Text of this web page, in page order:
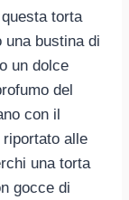
torta
bustina di
un dolce
del
con il
alle
una torta
gocce di